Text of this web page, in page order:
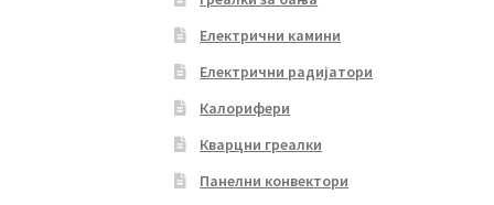
Електрични камини
Електрични радијатори
Калорифери
Кварцни греалки
Панелни конвектори